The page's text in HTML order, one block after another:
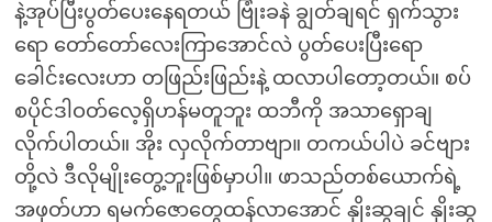
နဲ့အုပ်ပြီးပွတ်ပေးနေရတယ် ဗြုံးခနဲ ချွတ်ချရင် ရှက်သွား
ရော တော်တော်လေးကြာအောင်လဲ ပွတ်ပေးပြီးရော
ခေါင်းလေးဟာ တဖြည်းဖြည်းနဲ့ ထလာပါတော့တယ်။ စပ်
စပိုင်ဒါဝတ်လေ့ရှိဟန်မတူဘူး ထဘီကို အသာရှောချ
လိုက်ပါတယ်။ အိုး လှလိုက်တာဗျာ။ တကယ်ပါပဲ ခင်ဗျား
တို့လဲ ဒီလိုမျိုးတွေ့ဘူးဖြစ်မှာပါ။ ဖာသည်တစ်ယောက်ရဲ့
အဖုတ်ဟာ ရမက်ဇောတွေထန်လာအောင် နှိုးဆွချင် နှိုးဆွ